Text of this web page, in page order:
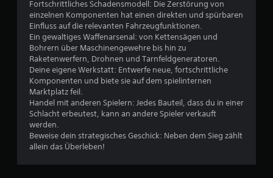
t
g
:
.
0
Fortschrittliches Schadensmodell: Die Zerstörung von
einzelnen Komponenten hat einen direkten und spürbaren
Einfluss auf die relevanten Fahrzeugfunktionen.
Ein gewaltiges Waffenarsenal: von Kettensägen und
Bohrern über Maschinengewehre bis hin zu
Raketenwerfern, Drohnen und Tarnfeldgeneratoren.
Deine eigene Werkstatt: Entwerfe neue, fortschrittliche
Komponenten und biete sie auf dem spielinternen
Marktplatz feil.
Handel mit anderen Spielern: Jedes Bauteil, dass du in einer
Schlacht erbeutest, kann an andere Spieler verkauft
werden.
Beweise dein strategisches Geschick: Neben dem Sieg zählt
allein das Überleben!